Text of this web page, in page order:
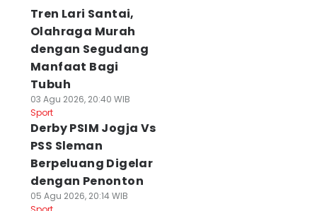
Tren Lari Santai,
Olahraga Murah
dengan Segudang
Manfaat Bagi
Tubuh
03 Agu 2026, 20:40 WIB
Sport
Derby PSIM Jogja Vs
PSS Sleman
Berpeluang Digelar
dengan Penonton
05 Agu 2026, 20:14 WIB